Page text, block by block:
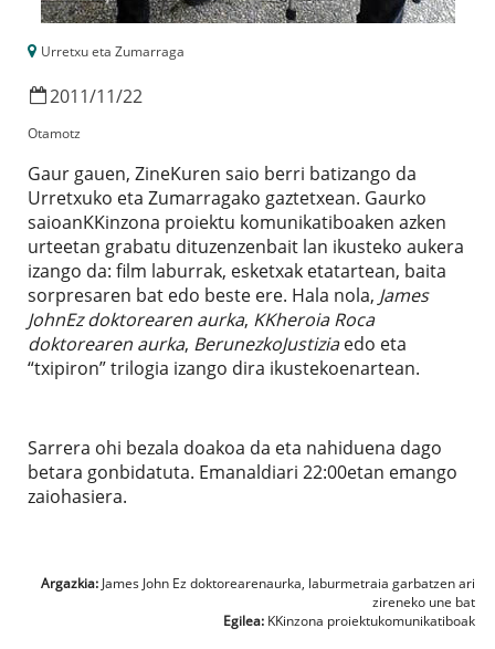
Urretxu eta Zumarraga
2011/11/22
Otamotz
Gaur gauen, ZineKuren saio berri batizango da
Urretxuko eta Zumarragako gaztetxean. Gaurko
saioanKKinzona proiektu komunikatiboaken azken
urteetan grabatu dituzenzenbait lan ikusteko aukera
izango da: film laburrak, esketxak etatartean, baita
sorpresaren bat edo beste ere. Hala nola, James
JohnEz doktorearen aurka, KKheroia Roca
doktorearen aurka, BerunezkoJustiziaedo eta
“txipiron” trilogia izango dira ikustekoenartean.
Sarrera ohi bezala doakoa da eta nahiduena dago
betara gonbidatuta. Emanaldiari 22:00etan emango
zaiohasiera.
Argazkia: James John Ez doktorearenaurka, laburmetraia garbatzen ari
zireneko une bat
Egilea: KKinzona proiektukomunikatiboak